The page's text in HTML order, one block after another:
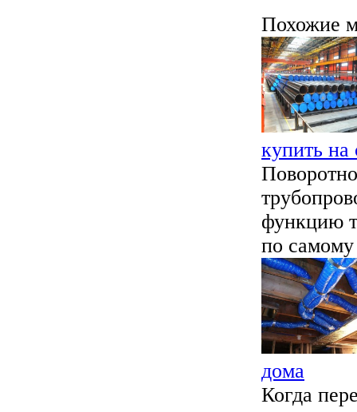
Похожие
купить на
функцию
по
дома
Когда